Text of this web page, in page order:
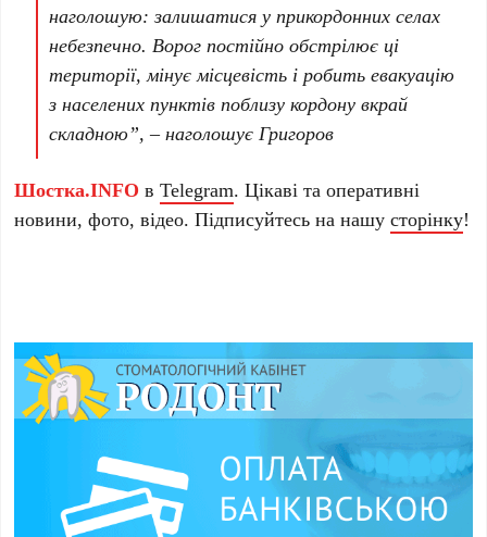
наголошую: залишатися у прикордонних селах
небезпечно. Ворог постійно обстрілює ці
території, мінує місцевість і робить евакуацію
з населених пунктів поблизу кордону вкрай
складною”, – наголошує Григоров
Шостка.INFO вTelegram. Цікаві та оперативні
новини, фото, відео. Підписуйтесь на нашусторінку!